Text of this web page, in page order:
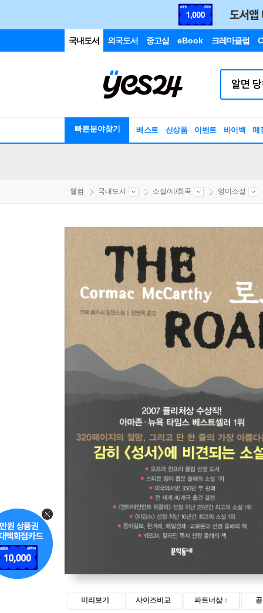
국내도서 외국도서 중고샵 eBook 크레마클럽
빠른분야찾기 베스트 신상품 이벤트 바이백 매
웰컴 국내도서 소설/시/희곡 영미소설
미리보기 사이즈비교 파트너샵